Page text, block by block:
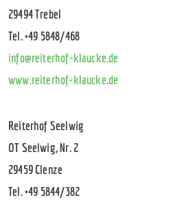
29494 Trebel
Tel. +49 5848/468
info@reiterhof-klaucke.de
www.reiterhof-klaucke.de
Reiterhof Seelwig
OT Seelwig, Nr. 2
29459 Clenze
Tel. +49 5844/382